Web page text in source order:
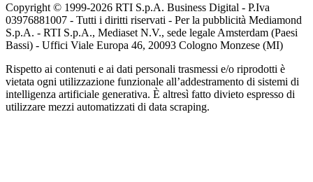
Copyright © 1999-2026 RTI S.p.A. Business Digital - P.Iva
03976881007 - Tutti i diritti riservati - Per la pubblicità Mediamond
S.p.A. - RTI S.p.A., Mediaset N.V., sede legale Amsterdam (Paesi
Bassi) - Uffici Viale Europa 46, 20093 Cologno Monzese (MI)
Rispetto ai contenuti e ai dati personali trasmessi e/o riprodotti è
vietata ogni utilizzazione funzionale all’addestramento di sistemi di
intelligenza artificiale generativa. È altresì fatto divieto espresso di
utilizzare mezzi automatizzati di data scraping.